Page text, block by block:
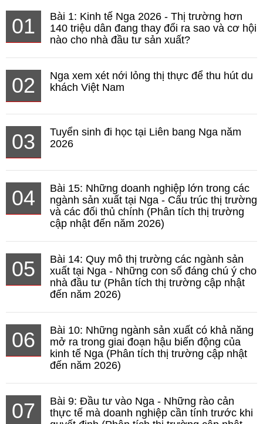
01
Bài 1: Kinh tế Nga 2026 - Thị trường hơn
140 triệu dân đang thay đổi ra sao và cơ hội
nào cho nhà đầu tư sản xuất?
02
Nga xem xét nới lỏng thị thực để thu hút du
khách Việt Nam
03
Tuyển sinh đi học tại Liên bang Nga năm
2026
04
Bài 15: Những doanh nghiệp lớn trong các
ngành sản xuất tại Nga - Cấu trúc thị trường
và các đối thủ chính (Phân tích thị trường
cập nhật đến năm 2026)
05
Bài 14: Quy mô thị trường các ngành sản
xuất tại Nga - Những con số đáng chú ý cho
nhà đầu tư (Phân tích thị trường cập nhật
đến năm 2026)
06
Bài 10: Những ngành sản xuất có khả năng
mở ra trong giai đoạn hậu biến động của
kinh tế Nga (Phân tích thị trường cập nhật
đến năm 2026)
07
Bài 9: Đầu tư vào Nga - Những rào cản
thực tế mà doanh nghiệp cần tính trước khi